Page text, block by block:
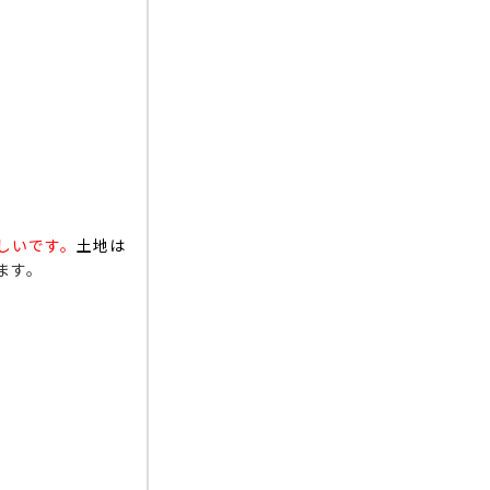
いです。 土地は
。